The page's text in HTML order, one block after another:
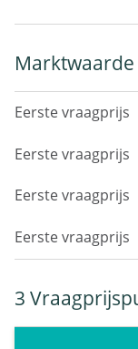
Eerste vraagprijs
Eerste vraagprijs
Eerste vraagprijs
Eerste vraagprijs
3